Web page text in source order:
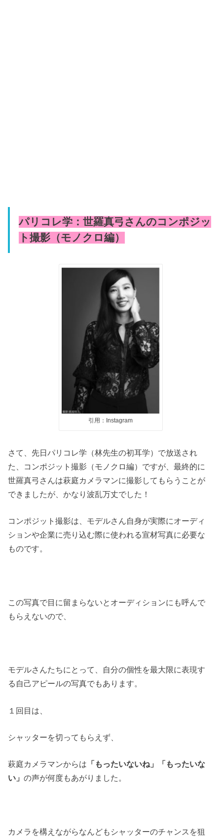
パリコレ学：世羅真弓さんのコンポジッ
ト撮影（モノクロ編）
引用：Instagram
さて、先日パリコレ学（林先生の初耳学）で放送され
た、コンポジット撮影（モノクロ編）ですが、最終的に
世羅真弓さんは萩庭カメラマンに撮影してもらうことが
できましたが、かなり波乱万丈でした！
コンポジット撮影は、モデルさん自身が実際にオーディ
ションや企業に売り込む際に使われる宣材写真に必要な
ものです。
この写真で目に留まらないとオーディションにも呼んで
もらえないので、
モデルさんたちにとって、自分の個性を最大限に表現す
る自己アピールの写真でもあります。
１回目は、
シャッターを切ってもらえず、
萩庭カメラマンからは 「もったいないね」「もったいな
い」の声が何度もあがりました。
カメラを構えながらなんどもシャッターのチャンスを狙